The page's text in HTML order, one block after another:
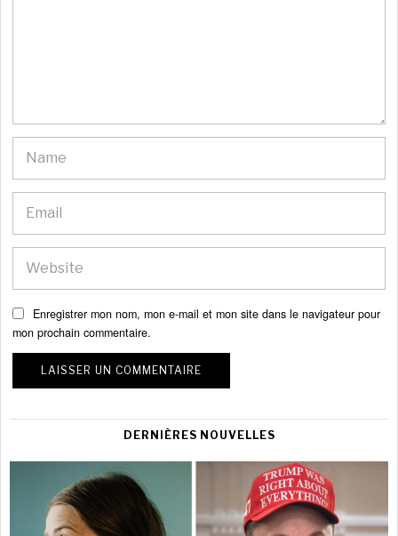
Enregistrer mon nom, mon e-mail et mon site dans le navigateur pour
mon prochain commentaire.
DERNIÈRES NOUVELLES